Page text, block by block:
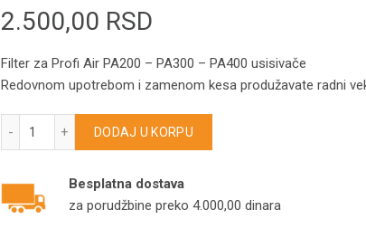
2.500,00 RSD
Filter za Profi Air PA200 – PA300 – PA400 usisivače
Redovnom upotrebom i zamenom kesa produžavate radni
DODAJ U KORPU
Besplatna dostava
za porudžbine preko 4.000,00 dinara